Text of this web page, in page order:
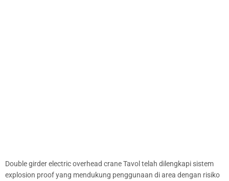
Double girder electric overhead crane Tavol telah dilengkapi sistem
explosion proof yang mendukung penggunaan di area dengan risiko